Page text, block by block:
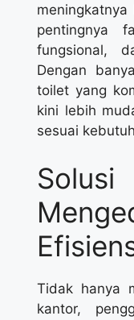
pentingnya
fungsional,
Dengan
toilet yang
kini lebih
sesuai
Solusi
Tidak hanya
kantor,